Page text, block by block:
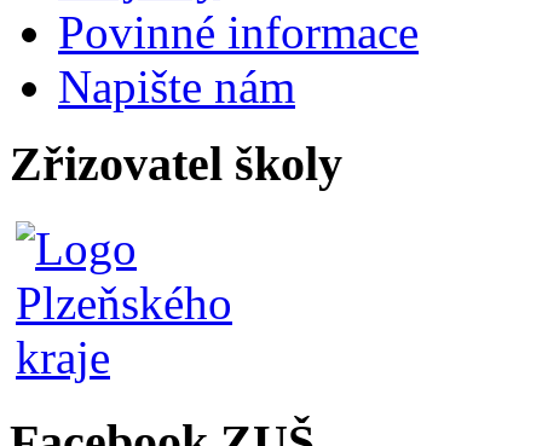
Povinné informace
Napište nám
Zřizovatel školy